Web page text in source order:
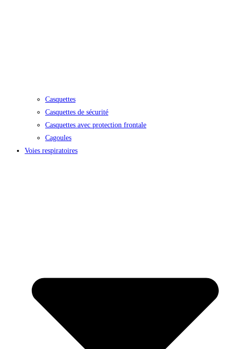
Casquettes
Casquettes de sécurité
Casquettes avec protection frontale
Cagoules
Voies respiratoires